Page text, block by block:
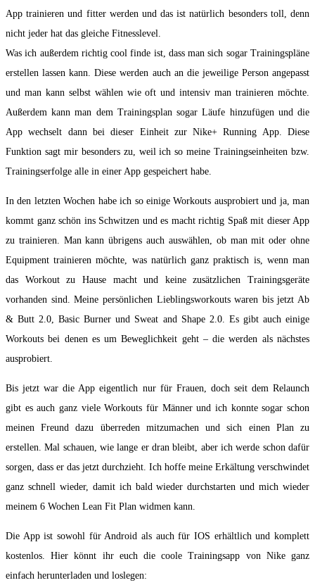
App trainieren und fitter werden und das ist natürlich besonders toll, denn
nicht jeder hat das gleiche Fitnesslevel.
Was ich außerdem richtig cool finde ist, dass man sich sogar Trainingspläne
erstellen lassen kann. Diese werden auch an die jeweilige Person angepasst
und man kann selbst wählen wie oft und intensiv man trainieren möchte.
Außerdem kann man dem Trainingsplan sogar Läufe hinzufügen und die
App wechselt dann bei dieser Einheit zur Nike+ Running App. Diese
Funktion sagt mir besonders zu, weil ich so meine Trainingseinheiten bzw.
Trainingserfolge alle in einer App gespeichert habe.
In den letzten Wochen habe ich so einige Workouts ausprobiert und ja, man
kommt ganz schön ins Schwitzen und es macht richtig Spaß mit dieser App
zu trainieren. Man kann übrigens auch auswählen, ob man mit oder ohne
Equipment trainieren möchte, was natürlich ganz praktisch is, wenn man
das Workout zu Hause macht und keine zusätzlichen Trainingsgeräte
vorhanden sind. Meine persönlichen Lieblingsworkouts waren bis jetzt Ab
& Butt 2.0, Basic Burner und Sweat and Shape 2.0. Es gibt auch einige
Workouts bei denen es um Beweglichkeit geht – die werden als nächstes
ausprobiert.
Bis jetzt war die App eigentlich nur für Frauen, doch seit dem Relaunch
gibt es auch ganz viele Workouts für Männer und ich konnte sogar schon
meinen Freund dazu überreden mitzumachen und sich einen Plan zu
erstellen. Mal schauen, wie lange er dran bleibt, aber ich werde schon dafür
sorgen, dass er das jetzt durchzieht. Ich hoffe meine Erkältung verschwindet
ganz schnell wieder, damit ich bald wieder durchstarten und mich wieder
meinem 6 Wochen Lean Fit Plan widmen kann.
Die App ist sowohl für Android als auch für IOS erhältlich und komplett
kostenlos. Hier könnt ihr euch die coole Trainingsapp von Nike ganz
einfach herunterladen und loslegen: